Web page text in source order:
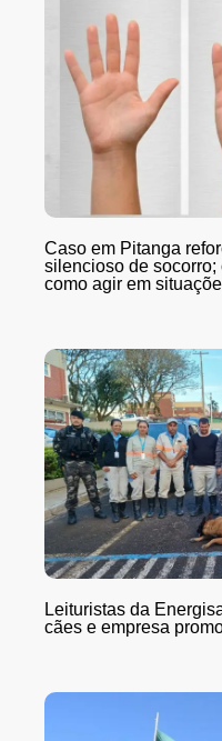
Caso em Pitanga
silencioso de
como agir em
Leituristas da
cães e empresa